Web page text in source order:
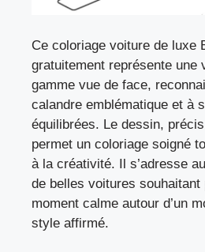
Ce coloriage voiture de luxe
gratuitement représente une
gamme vue de face,
calandre emblématique et à
équilibrées. Le dessin,
permet un coloriage soigné
à la créativité. Il s’adresse
de belles voitures souhaitant
moment calme autour d’un
style affirmé.